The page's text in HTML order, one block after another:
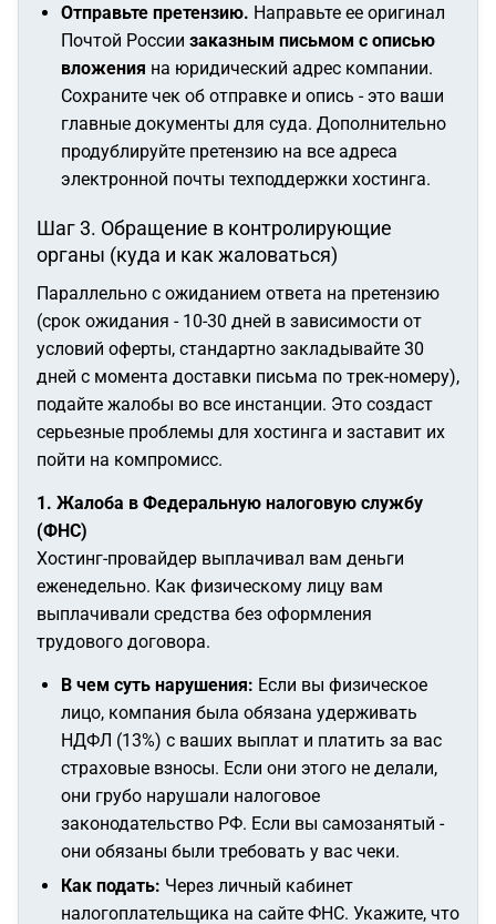
Отправьте претензию. Направьте ее оригинал
Почтой России заказным письмом с описью
вложения на юридический адрес компании.
Сохраните чек об отправке и опись - это ваши
главные документы для суда. Дополнительно
продублируйте претензию на все адреса
электронной почты техподдержки хостинга.
Шаг 3. Обращение в контролирующие
органы (куда и как жаловаться)
Параллельно с ожиданием ответа на претензию
(срок ожидания - 10-30 дней в зависимости от
условий оферты, стандартно закладывайте 30
дней с момента доставки письма по трек-номеру),
подайте жалобы во все инстанции. Это создаст
серьезные проблемы для хостинга и заставит их
пойти на компромисс.
1. Жалоба в Федеральную налоговую службу
(ФНС)
Хостинг-провайдер выплачивал вам деньги
еженедельно. Как физическому лицу вам
выплачивали средства без оформления
трудового договора.
В чем суть нарушения: Если вы физическое
лицо, компания была обязана удерживать
НДФЛ (13%) с ваших выплат и платить за вас
страховые взносы. Если они этого не делали,
они грубо нарушали налоговое
законодательство РФ. Если вы самозанятый -
они обязаны были требовать у вас чеки.
Как подать: Через личный кабинет
налогоплательщика на сайте ФНС. Укажите, что